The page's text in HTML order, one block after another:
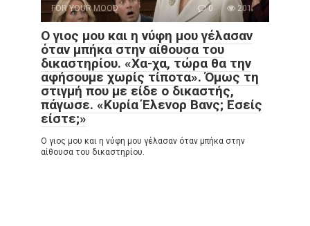
FOR YOUR MOOD 0 201
Ο γιος μου και η νύφη μου γέλασαν
όταν μπήκα στην αίθουσα του
δικαστηρίου. «Χα-χα, τώρα θα την
αφήσουμε χωρίς τίποτα». Όμως τη
στιγμή που με είδε ο δικαστής,
πάγωσε. «Κυρία Έλενορ Βανς; Εσείς
είστε;»
Ο γιος μου και η νύφη μου γέλασαν όταν μπήκα στην
αίθουσα του δικαστηρίου.